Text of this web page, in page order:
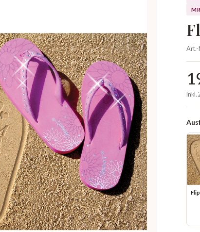
Art.-
inkl.